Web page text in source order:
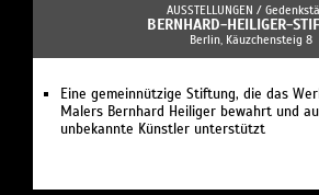
AUSSTELLUNGEN /
BERNHARD-HEILIGER-
Berlin, Käuzchensteig 8
Eine gemeinnützige Stiftung, die das
Malers Bernhard Heiliger bewahrt und
unbekannte Künstler unterstützt